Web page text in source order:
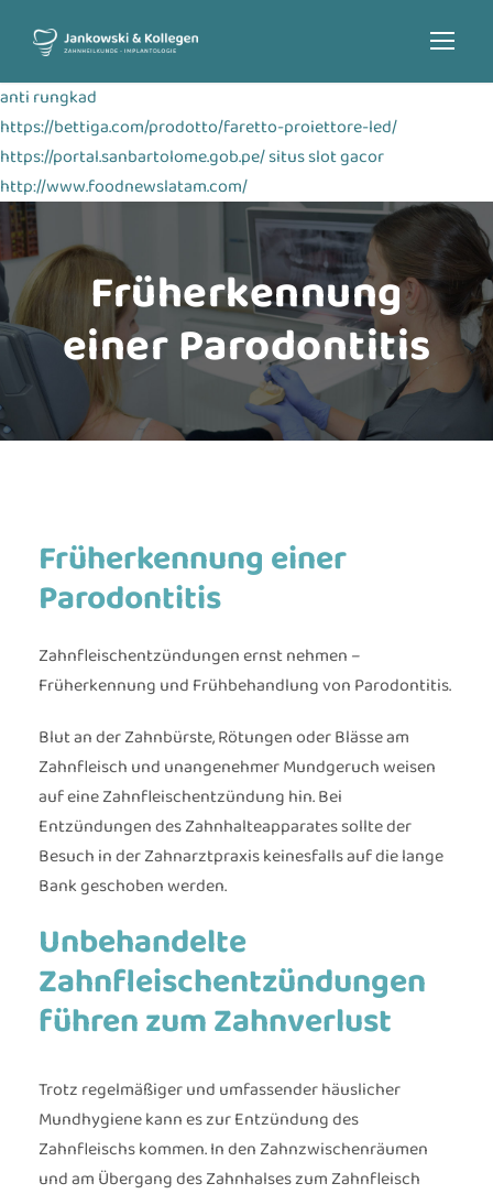
anti rungkad
https://bettiga.com/prodotto/faretto-proiettore-led/
https://portal.sanbartolome.gob.pe/situs slot gacor
http://www.foodnewslatam.com/
Früherkennung
einer Parodontitis
Früherkennung einer
Parodontitis
Zahnfleischentzündungen ernst nehmen –
Früherkennung und Frühbehandlung von Parodontitis.
Blut an der Zahnbürste, Rötungen oder Blässe am
Zahnfleisch und unangenehmer Mundgeruch weisen
auf eine Zahnfleischentzündung hin. Bei
Entzündungen des Zahnhalteapparates sollte der
Besuch in der Zahnarztpraxis keinesfalls auf die lange
Bank geschoben werden.
Unbehandelte
Zahnfleischentzündungen
führen zum Zahnverlust
Trotz regelmäßiger und umfassender häuslicher
Mundhygiene kann es zur Entzündung des
Zahnfleischs kommen. In den Zahnzwischenräumen
und am Übergang des Zahnhalses zum Zahnfleisch